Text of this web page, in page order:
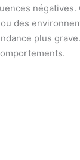
des
plus